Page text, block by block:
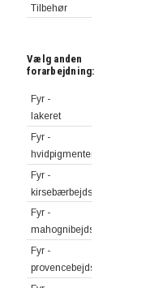
Tilbehør
Vælg anden
forarbejdning:
Fyr -
lakeret
Fyr -
hvidpigmenteret
Fyr -
kirsebærbejdset
Fyr -
mahognibejdset
Fyr -
provencebejdset